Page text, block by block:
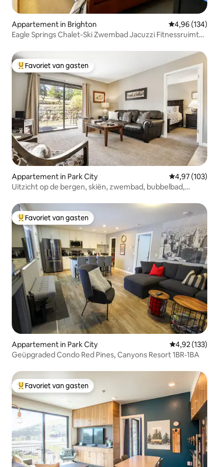
Appartement in Brighton Gemiddelde
4,96 (134)
Eagle Springs Chalet-Ski Zwembad Jacuzzi Fitnessruimte
Topfavoriet van gasten
Favoriet van gasten
Appartement in Park City Gemiddelde
4,97 (103)
Uitzicht op de bergen, skiën, zwembad, bubbelbad,
Topfavoriet van gasten
Favoriet van gasten
Appartement in Park City Gemiddelde
4,92 (133)
Geüpgraded Condo Red Pines, Canyons Resort 1BR-1BA
Topfavoriet van gasten
Favoriet van gasten